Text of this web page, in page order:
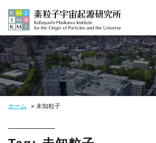
ホーム » 未知粒子